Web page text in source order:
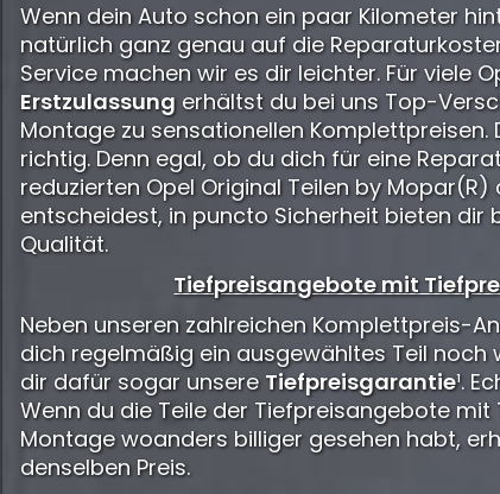
Wenn dein Auto schon ein paar Kilometer
natürlich ganz genau auf die
Service machen wir es dir leichter. Für viele
Erstzulassungerhältst du bei uns Top-
Montage zu sensationellen
richtig. Denn egal, ob du dich für eine
reduzierten Opel Original Teilen by Mopar(R)
entscheidest, in puncto Sicherheit bieten dir
Qualität.
Tiefpreisangebote mit
Neben unseren zahlreichen Komplettpreis-
dich regelmäßig ein ausgewähltes Teil noch
dir dafür sogar unsere Tiefpreisgarantie¹.
Wenn du die Teile der Tiefpreisangebote mit
Montage woanders billiger gesehen habt,
denselben Preis.